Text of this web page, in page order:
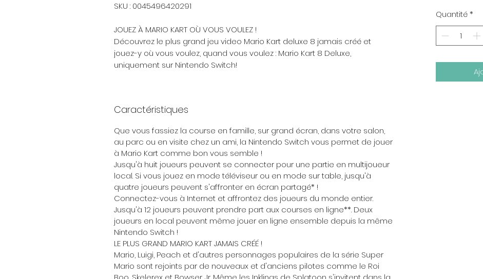
SKU : 0045496420291
JOUEZ À MARIO KART OÙ VOUS VOULEZ !
Découvrez le plus grand jeu video Mario Kart deluxe 8 jamais créé et
jouez-y où vous voulez, quand vous voulez : Mario Kart 8 Deluxe,
uniquement sur Nintendo Switch!
Caractéristiques
Que vous fassiez la course en famille, sur grand écran, dans votre salon,
au parc ou en visite chez un ami, la Nintendo Switch vous permet de jouer
à Mario Kart comme bon vous semble !
Jusqu'à huit joueurs peuvent se connecter pour une partie en multijoueur
local. Si vous jouez en mode téléviseur ou en mode sur table, jusqu'à
quatre joueurs peuvent s'affronter en écran partagé* !
Connectez-vous à Internet et affrontez des joueurs du monde entier.
Jusqu'à 12 joueurs peuvent prendre part aux courses en ligne**. Deux
joueurs en local peuvent même jouer en ligne ensemble depuis la même
Nintendo Switch !
LE PLUS GRAND MARIO KART JAMAIS CRÉÉ !
Mario, Luigi, Peach et d'autres personnages populaires de la série Super
Mario sont rejoints par de nouveaux et d'anciens pilotes comme le Roi
Quantité *